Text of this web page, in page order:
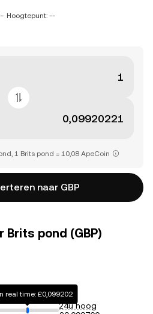
Hoogtepunt: --
1 Brits pond = 10,08 ApeCoin
naar GBP
Brits pond (GBP)
real time: £0,099202
24u hoog